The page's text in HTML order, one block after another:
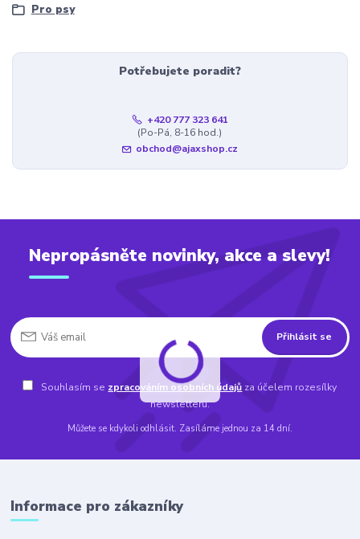
Pro psy
Potřebujete poradit?
+420 777 323 641
(Po-Pá, 8-16 hod.)
obchod@ajaxshop.cz
Nepropásněte novinky, akce a slevy!
Přihlásit se
Souhlasím se zpracováním osobních údajů za účelem rozesílky
newsletteru.
Můžete se kdykoli odhlásit. Zasíláme jednou za 14 dní.
Informace pro zákazníky